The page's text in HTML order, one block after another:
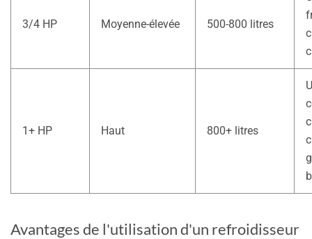
3/4 HP Moyenne-élevée 500-800 litres
1+ HP Haut 800+ litres
Avantages de l'utilisation d'un refroidisseur